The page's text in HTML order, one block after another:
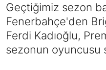
Geçtiğimiz sezon
Fenerbahçe'den
Ferdi Kadıoğlu,
sezonun oyuncusu